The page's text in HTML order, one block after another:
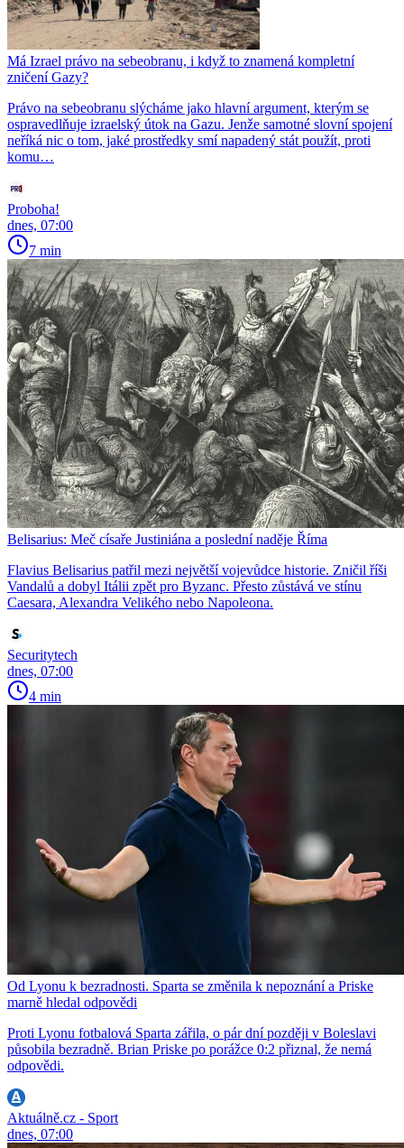
Má Izrael právo na sebeobranu, i když to znamená kompletní
zničení Gazy?
Právo na sebeobranu slýcháme jako hlavní argument, kterým se
ospravedlňuje izraelský útok na Gazu. Jenže samotné slovní spojení
neříká nic o tom, jaké prostředky smí napadený stát použít, proti
komu…
Proboha!
dnes, 07:00
7 min
Belisarius: Meč císaře Justiniána a poslední naděje Říma
Flavius Belisarius patřil mezi největší vojevůdce historie. Zničil říši
Vandalů a dobyl Itálii zpět pro Byzanc. Přesto zůstává ve stínu
Caesara, Alexandra Velikého nebo Napoleona.
Securitytech
dnes, 07:00
4 min
Od Lyonu k bezradnosti. Sparta se změnila k nepoznání a Priske
marně hledal odpovědi
Proti Lyonu fotbalová Sparta zářila, o pár dní později v Boleslavi
působila bezradně. Brian Priske po porážce 0:2 přiznal, že nemá
odpovědi.
Aktuálně.cz - Sport
dnes, 07:00